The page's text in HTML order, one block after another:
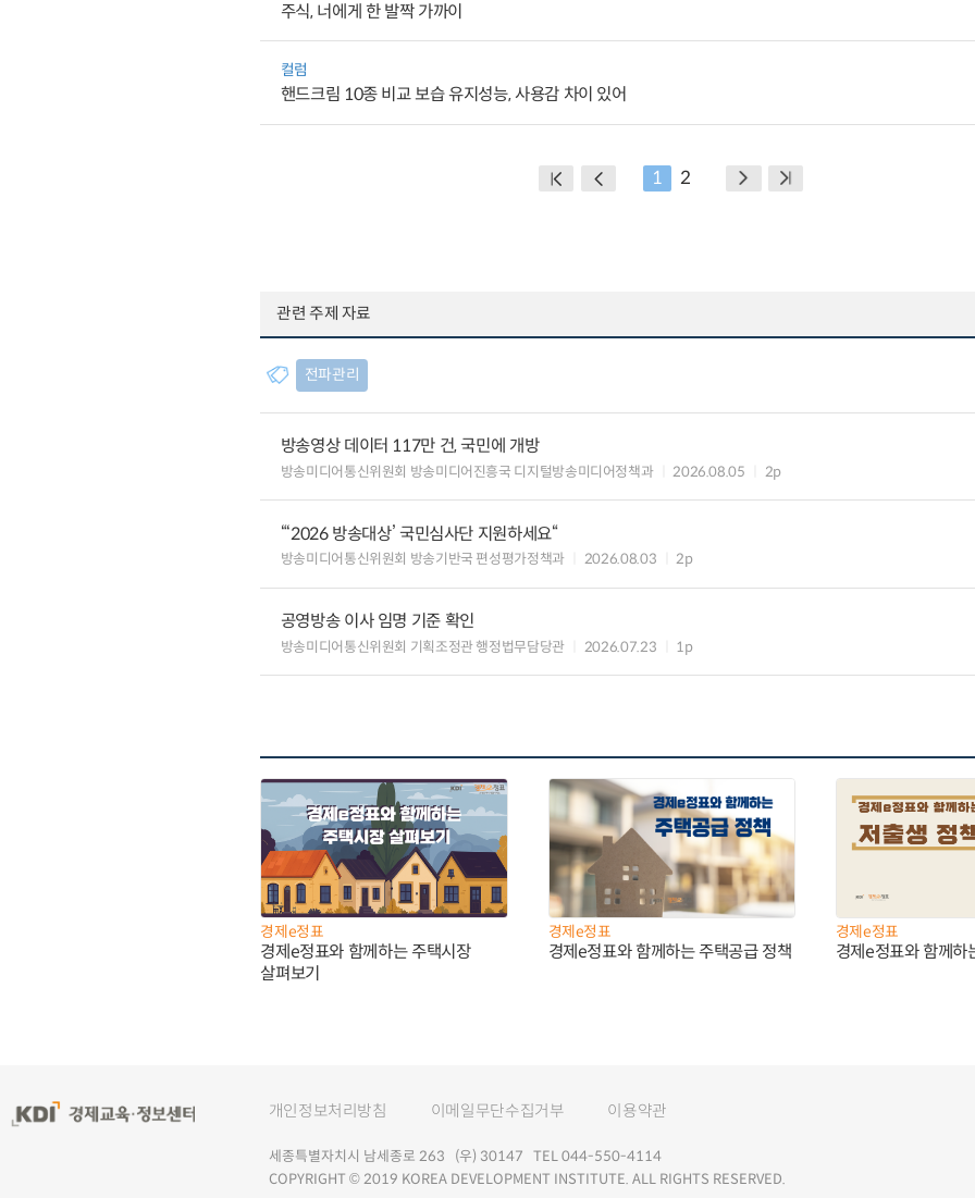
주식, 너에게 한 발짝 가까이
컬럼
핸드크림 10종 비교 보습 유지성능, 사용감 차이 있어
1 2
관련 주제 자료
전파관리
방송영상 데이터 117만 건, 국민에 개방
방송미디어통신위원회 방송미디어진흥국 디지털방송미디어정책과 2026.08.05 2p
“‘2026 방송대상’ 국민심사단 지원하세요“
방송미디어통신위원회 방송기반국 편성평가정책과 2026.08.03 2p
공영방송 이사 임명 기준 확인
방송미디어통신위원회 기획조정관 행정법무담당관 2026.07.23 1p
경제e정표
경제e정표와 함께하는 주택시장
살펴보기
경제e정표
경제e정표와 함께하는 주택공급 정책
경제e정표
경제e정표와 함께하
개인정보처리방침 이메일무단수집거부 이용약관
세종특별자치시 남세종로 263 (우) 30147 TEL 044-550-4114
COPYRIGHT © 2019 KOREA DEVELOPMENT INSTITUTE. ALL RIGHTS RESERVED.